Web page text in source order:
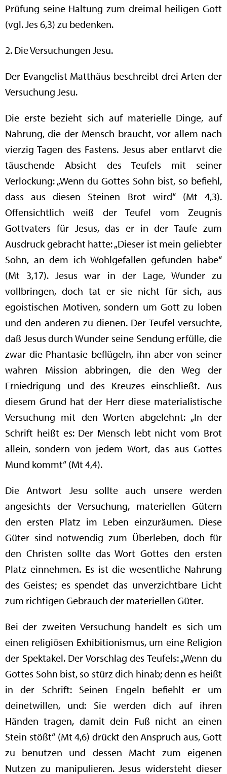
Prüfung seine Haltung zum dreimal heiligen Gott
(vgl. Jes 6,3) zu bedenken.
2. Die Versuchungen Jesu.
Der Evangelist Matthäus beschreibt drei Arten der
Versuchung Jesu.
Die erste bezieht sich auf materielle Dinge, auf
Nahrung, die der Mensch braucht, vor allem nach
vierzig Tagen des Fastens. Jesus aber entlarvt die
täuschende Absicht des Teufels mit seiner
Verlockung: „Wenn du Gottes Sohn bist, so befiehl,
dass aus diesen Steinen Brot wird“ (Mt 4,3).
Offensichtlich weiß der Teufel vom Zeugnis
Gottvaters für Jesus, das er in der Taufe zum
Ausdruck gebracht hatte: „Dieser ist mein geliebter
Sohn, an dem ich Wohlgefallen gefunden habe“
(Mt 3,17). Jesus war in der Lage, Wunder zu
vollbringen, doch tat er sie nicht für sich, aus
egoistischen Motiven, sondern um Gott zu loben
und den anderen zu dienen. Der Teufel versuchte,
daß Jesus durch Wunder seine Sendung erfülle, die
zwar die Phantasie beflügeln, ihn aber von seiner
wahren Mission abbringen, die den Weg der
Erniedrigung und des Kreuzes einschließt. Aus
diesem Grund hat der Herr diese materialistische
Versuchung mit den Worten abgelehnt: „In der
Schrift heißt es: Der Mensch lebt nicht vom Brot
allein, sondern von jedem Wort, das aus Gottes
Mund kommt“ (Mt 4,4).
Die Antwort Jesu sollte auch unsere werden
angesichts der Versuchung, materiellen Gütern
den ersten Platz im Leben einzuräumen. Diese
Güter sind notwendig zum Überleben, doch für
den Christen sollte das Wort Gottes den ersten
Platz einnehmen. Es ist die wesentliche Nahrung
des Geistes; es spendet das unverzichtbare Licht
zum richtigen Gebrauch der materiellen Güter.
Bei der zweiten Versuchung handelt es sich um
einen religiösen Exhibitionismus, um eine Religion
der Spektakel. Der Vorschlag des Teufels: „Wenn du
Gottes Sohn bist, so stürz dich hinab; denn es heißt
in der Schrift: Seinen Engeln befiehlt er um
deinetwillen, und: Sie werden dich auf ihren
Händen tragen, damit dein Fuß nicht an einen
Stein stößt“ (Mt 4,6) drückt den Anspruch aus, Gott
zu benutzen und dessen Macht zum eigenen
Nutzen zu manipulieren. Jesus widersteht dieser